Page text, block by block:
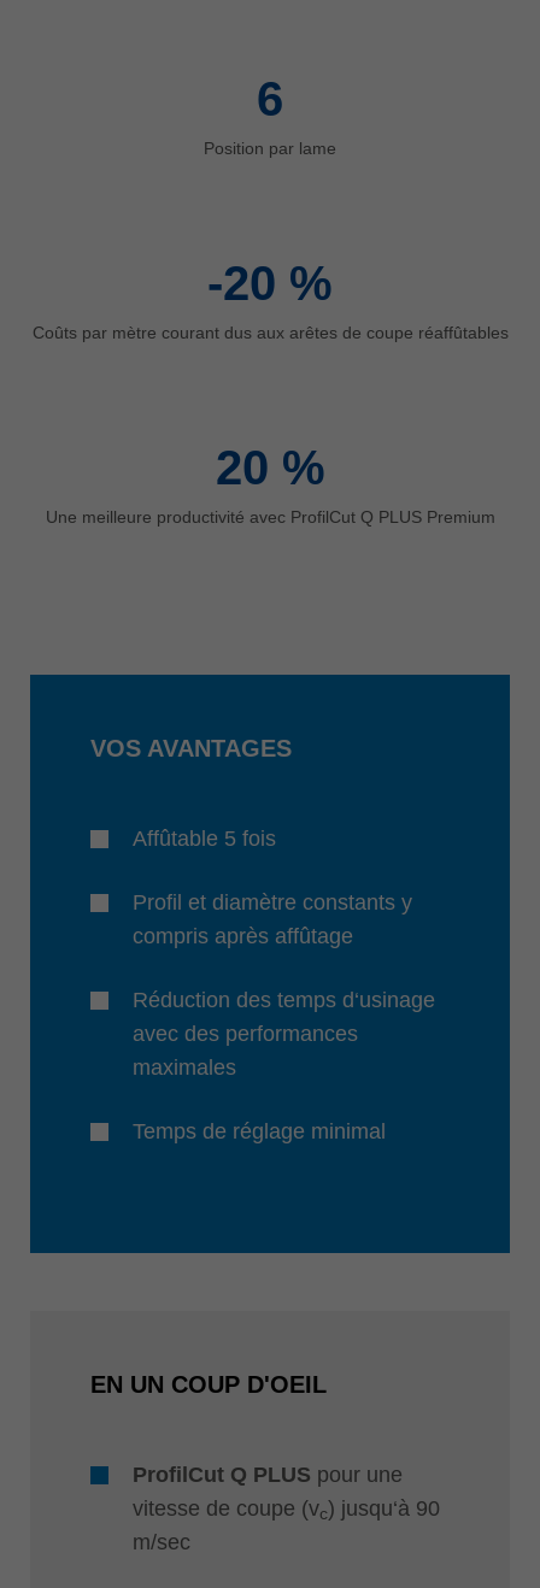
Україна6
Position par lame
-20 %
Coûts par mètre courant dus aux arêtes de coupe réaffûtables
20 %
Une meilleure productivité avec ProfilCut Q PLUS Premium
VOS AVANTAGES
Affûtable 5 fois
Profil et diamètre constants y
compris après affûtage
Réduction des temps d‘usinage
avec des performances
maximales
Temps de réglage minimal
EN UN COUP D'OEIL
ProfilCut Q PLUS pour une
vitesse de coupe (vc) jusqu‘à 90
m/sec